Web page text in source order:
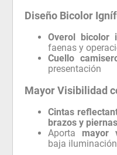
Diseño Bicolor
Overol bicolor
faenas y
Cuello
presentación
Mayor Visibilidad
Cintas
brazos y piernas
Aporta mayor
baja